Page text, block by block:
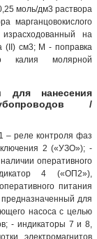
моль/дм3 раствора
марганцовокислого
на
(II) см3; М - поправка
калия молярной
для нанесения
/
– реле контроля фаз
2 («УЗО»); -
оперативного
4 («ОП2»),
питания
для
насоса с целью
- индикаторы 7 и 8,
электромагнитов